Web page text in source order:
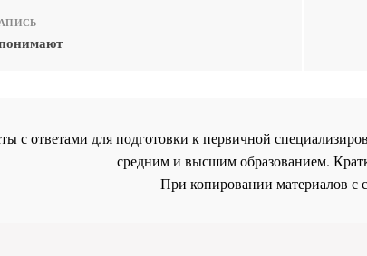
с ответами для подготовки к первичной
средним и высшим образованием.
При копировании материалов с